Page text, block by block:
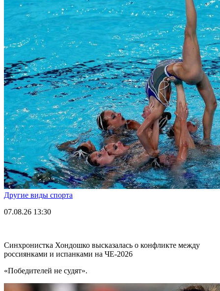
Другие виды спорта
07.08.26 13:30
Синхронистка Хондошко высказалась о конфликте между
россиянками и испанками на ЧЕ-2026
«Победителей не судят».